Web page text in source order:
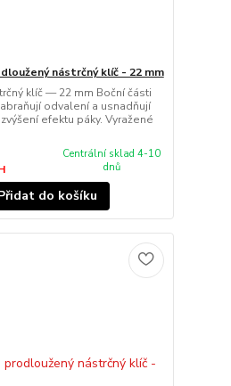
nástrčný klíč - 22 mm
klíč — 22 mm Boční části
odvalení a usnadňují
efektu páky. Vyražené
Centrální sklad 4-10
dnů
do košíku